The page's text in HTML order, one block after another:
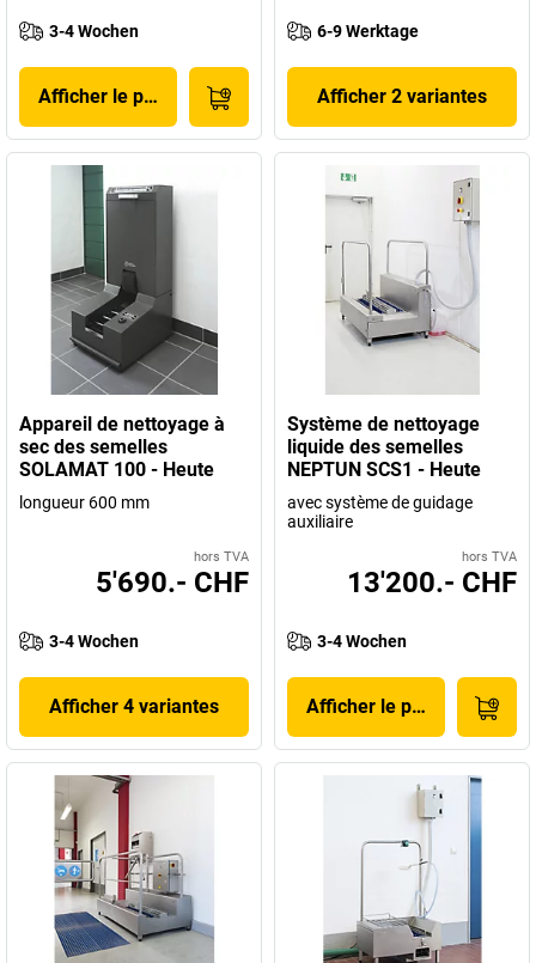
3-4 Wochen
Afficher le produit
6-9 Werktage
Afficher 2 variantes
Appareil de nettoyage à
sec des semelles
SOLAMAT 100 - Heute
longueur 600 mm
hors TVA
5'690.- CHF
3-4 Wochen
Afficher 4 variantes
Système de nettoyage
liquide des semelles
NEPTUN SCS1 - Heute
avec système de guidage
auxiliaire
hors TVA
13'200.- CHF
3-4 Wochen
Afficher le produit